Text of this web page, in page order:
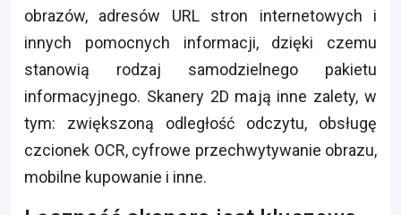
obrazów, adresów URL stron internetowych i
innych pomocnych informacji, dzięki czemu
stanowią rodzaj samodzielnego pakietu
informacyjnego. Skanery 2D mają inne zalety, w
tym: zwiększoną odległość odczytu, obsługę
czcionek OCR, cyfrowe przechwytywanie obrazu,
mobilne kupowanie i inne.